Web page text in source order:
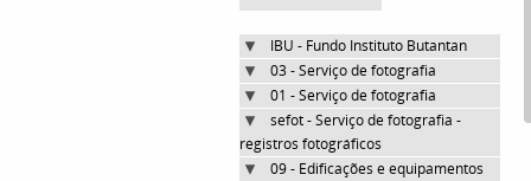
IBU - Fundo Instituto Butantan
03 - Serviço de fotografia
01 - Serviço de fotografia
sefot - Serviço de fotografia -
registros fotográficos
09 - Edificações e equipamentos